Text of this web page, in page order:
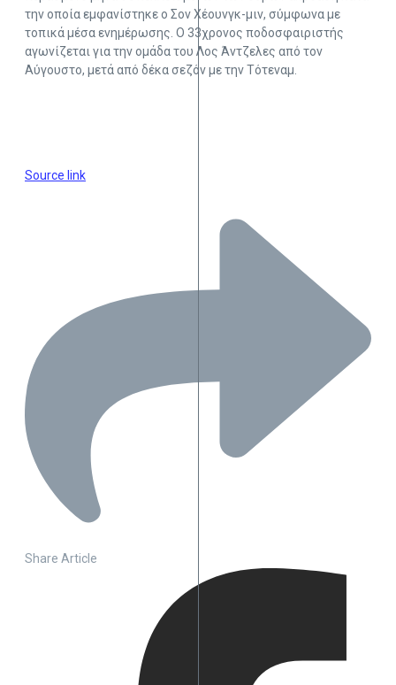
την οποία εμφανίστηκε ο Σον Χέουνγκ-μιν, σύμφωνα με
τοπικά μέσα ενημέρωσης. Ο 33χρονος ποδοσφαιριστής
αγωνίζεται για την ομάδα του Λος Άντζελες από τον
Αύγουστο, μετά από δέκα σεζόν με την Τότεναμ.
Source link
Share Article